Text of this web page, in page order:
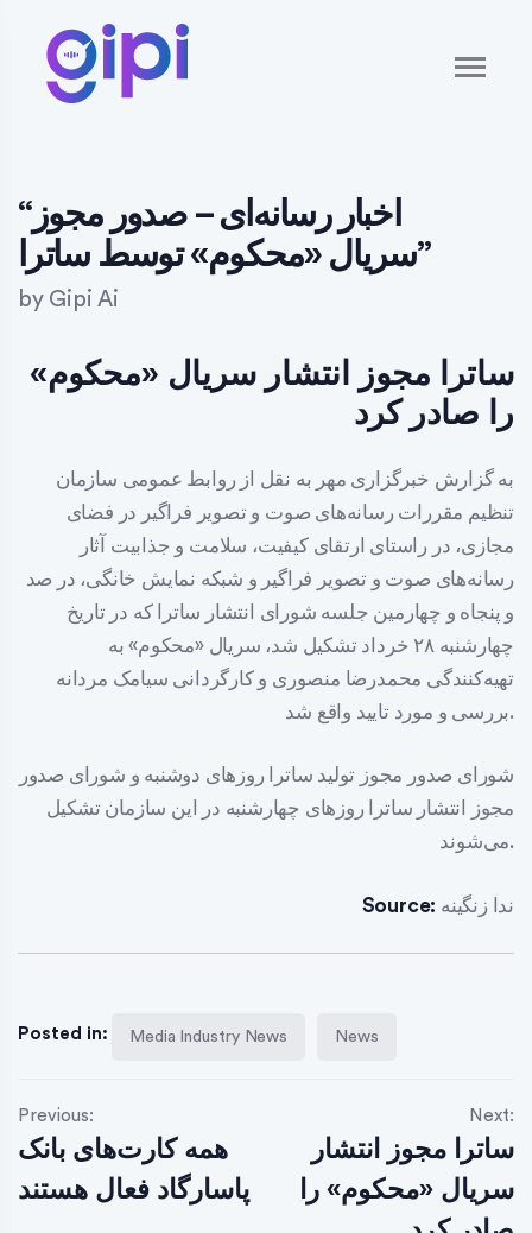
“اخبار رسانه‌ای – صدور مجوز
سریال «محکوم» توسط ساترا”
by Gipi Ai
ساترا مجوز انتشار سریال «محکوم»
را صادر کرد
به گزارش خبرگزاری مهر به نقل از روابط عمومی سازمان
تنظیم مقررات رسانه‌های صوت و تصویر فراگیر در فضای
مجازی، در راستای ارتقای کیفیت، سلامت و جذابیت آثار
رسانه‌های صوت و تصویر فراگیر و شبکه نمایش خانگی، در صد
و پنجاه و چهارمین جلسه شورای انتشار ساترا که در تاریخ
چهارشنبه ۲۸ خرداد تشکیل شد، سریال «محکوم» به
تهیه‌کنندگی محمدرضا منصوری و کارگردانی سیامک مردانه
بررسی و مورد تایید واقع شد.
شورای صدور مجوز تولید ساترا روزهای دوشنبه و شورای صدور
مجوز انتشار ساترا روزهای چهارشنبه در این سازمان تشکیل
می‌شوند.
Source: ندا زنگینه
Posted in: Media Industry News News
Previous:
همه کارت‌های بانک
پاسارگاد فعال هستند
Next:
ساترا مجوز انتشار
سریال «محکوم» را